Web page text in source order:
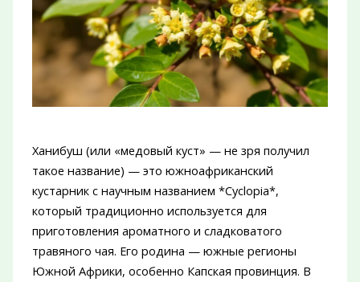
Ханибуш (или «медовый куст» — не зря получил
такое название) — это южноафриканский
кустарник с научным названием *Cyclopia*,
который традиционно используется для
приготовления ароматного и сладковатого
травяного чая. Его родина — южные регионы
Южной Африки, особенно Капская провинция. В